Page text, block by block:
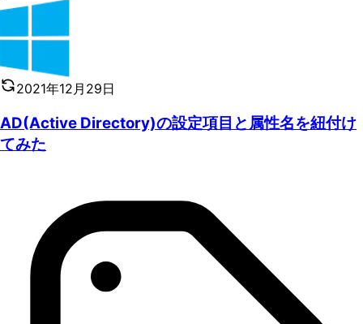
2021年12月29日
AD(Active Directory)の設定項目と属性名を紐付け
てみた